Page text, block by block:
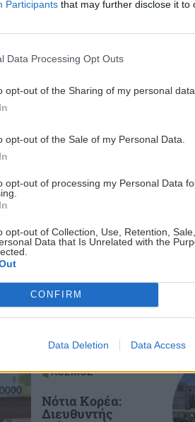
Participants that may further disclose it to
Data Processing Opt Outs
opt-out of the Sharing of my personal data.
opt-out of the Sale of my Personal Data.
opt-out of processing my Personal Data
opt-out of Collection, Use, Retention,
Data that Is Unrelated with the
CONFIRM
Data Deletion Data Access
Κύπελλο Ελλάδας: Το
Ειδικό Χωροταξικό για τον
Μοσχάρι: "Εκτοξεύτηκε" η
ΑΘΛΗΤΙΚΑ
Μαραντόνα: Σε
ΚΡΗΤΗ
'Έφυγε" από την ζωή ο
Γιώργος Σηφογιαννάκης
ΚΟΣΜΟΣ
Νότια Κορέα:
Διευθυντής